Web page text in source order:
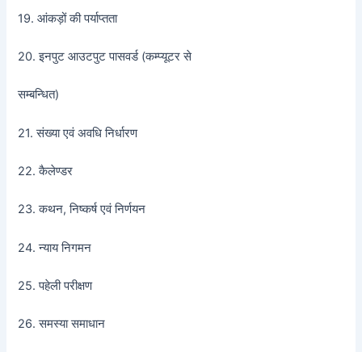
19. आंकड़ों की पर्याप्तता
20. इनपुट आउटपुट पासवर्ड (कम्प्यूटर से
सम्बन्धित)
21. संख्या एवं अवधि निर्धारण
22. कैलेण्डर
23. कथन, निष्कर्ष एवं निर्णयन
24. न्याय निगमन
25. पहेली परीक्षण
26. समस्या समाधान